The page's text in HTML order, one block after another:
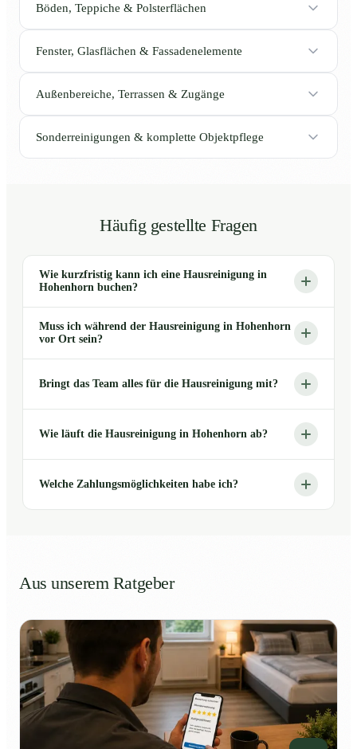
Böden, Teppiche & Polsterflächen
Fenster, Glasflächen & Fassadenelemente
Außenbereiche, Terrassen & Zugänge
Sonderreinigungen & komplette Objektpflege
Häufig gestellte Fragen
Wie kurzfristig kann ich eine Hausreinigung in
Hohenhorn buchen?
Muss ich während der Hausreinigung in Hohenhorn
vor Ort sein?
Bringt das Team alles für die Hausreinigung mit?
Wie läuft die Hausreinigung in Hohenhorn ab?
Welche Zahlungsmöglichkeiten habe ich?
Aus unserem Ratgeber